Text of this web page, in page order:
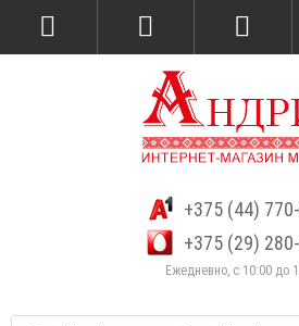
+375 (44)
+375 (29)
Ежедневно, с 10:00 до